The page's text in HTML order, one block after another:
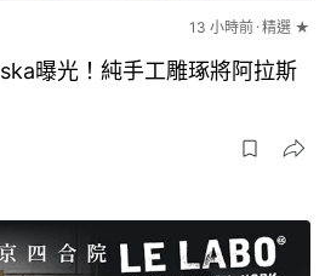
13 小時前 精選 ★
曝光！純手工雕琢將阿拉斯